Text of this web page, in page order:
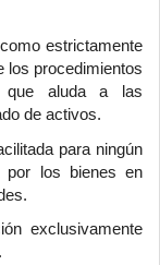
estrictamente
los procedimientos
que aluda a las
de activos.
para ningún
por los bienes en
exclusivamente